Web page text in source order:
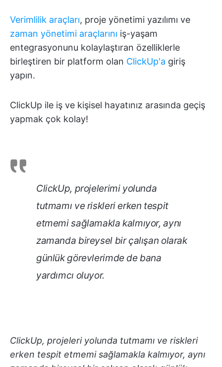
Verimlilik araçları, proje yönetimi yazılımı ve
zaman yönetimi araçlarını iş-yaşam
entegrasyonunu kolaylaştıran özelliklerle
birleştiren bir platform olan ClickUp'a giriş
yapın.
ClickUp ile iş ve kişisel hayatınız arasında geçiş
yapmak çok kolay!
ClickUp, projelerimi yolunda
tutmamı ve riskleri erken tespit
etmemi sağlamakla kalmıyor, aynı
zamanda bireysel bir çalışan olarak
günlük görevlerimde de bana
yardımcı oluyor.
ClickUp, projeleri yolunda tutmamı ve riskleri
erken tespit etmemi sağlamakla kalmıyor, aynı